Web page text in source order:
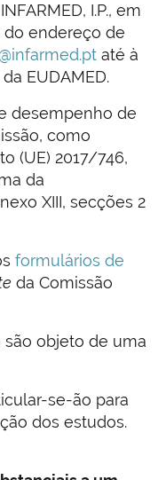
I.P., em
endereço de
até à
EUDAMED.
desempenho de
como
(UE) 2017/746,
da
XIII, secções 2
formulários de
da Comissão
objeto de uma
se-ão para
dos estudos.